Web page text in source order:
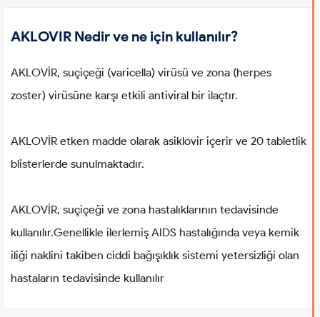
AKLOVIR Nedir ve ne için kullanılır?
AKLOVİR, suçiçeği (varicella) virüsü ve zona (herpes
zoster) virüsüne karşı etkili antiviral bir ilaçtır.
AKLOVİR etken madde olarak asiklovir içerir ve 20 tabletlik
blisterlerde sunulmaktadır.
AKLOVİR, suçiçeği ve zona hastalıklarının tedavisinde
kullanılır.Genellikle ilerlemiş AIDS hastalığında veya kemik
iliği naklini takiben ciddi bağışıklık sistemi yetersizliği olan
hastaların tedavisinde kullanılır